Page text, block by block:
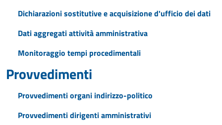
Dichiarazioni sostitutive e acquisizione d'ufficio dei dati
Dati aggregati attività amministrativa
Monitoraggio tempi procedimentali
Provvedimenti
Provvedimenti organi indirizzo-politico
Provvedimenti dirigenti amministrativi